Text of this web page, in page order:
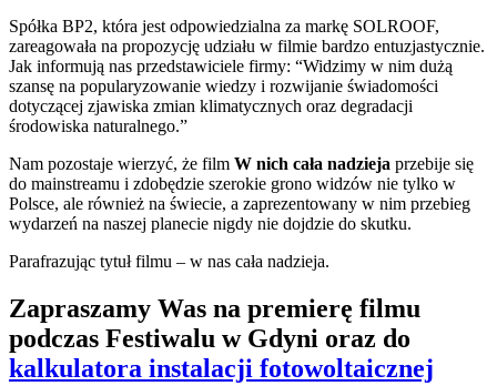
Spółka BP2, która jest odpowiedzialna za markę SOLROOF,
zareagowała na propozycję udziału w filmie bardzo entuzjastycznie.
Jak informują nas przedstawiciele firmy: “Widzimy w nim dużą
szansę na popularyzowanie wiedzy i rozwijanie świadomości
dotyczącej zjawiska zmian klimatycznych oraz degradacji
środowiska naturalnego.”
Nam pozostaje wierzyć, że film W nich cała nadzieja przebije się
do mainstreamu i zdobędzie szerokie grono widzów nie tylko w
Polsce, ale również na świecie, a zaprezentowany w nim przebieg
wydarzeń na naszej planecie nigdy nie dojdzie do skutku.
Parafrazując tytuł filmu – w nas cała nadzieja.
Zapraszamy Was na premierę filmu
podczas Festiwalu w Gdyni oraz do
kalkulatora instalacji fotowoltaicznej